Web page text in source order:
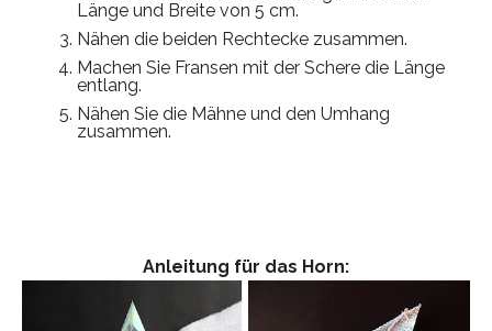
Länge und Breite von 5 cm.
Nähen die beiden Rechtecke zusammen.
Machen Sie Fransen mit der Schere die Länge
entlang.
Nähen Sie die Mähne und den Umhang
zusammen.
Anleitung für das Horn: